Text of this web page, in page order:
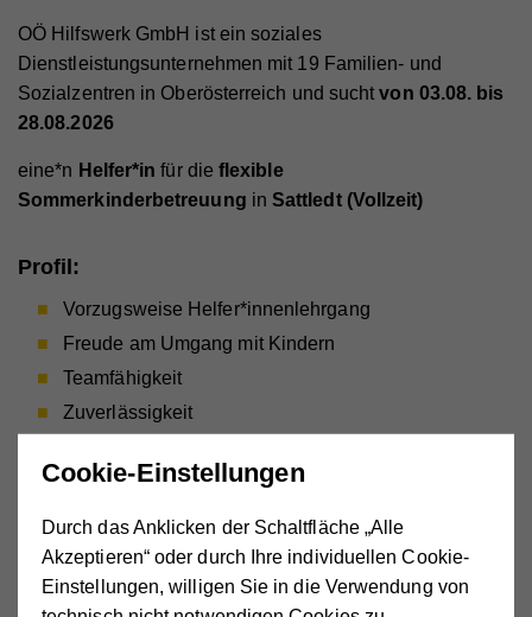
OÖ Hilfswerk GmbH ist ein soziales
Dienstleistungsunternehmen mit 19 Familien- und
Sozialzentren in Oberösterreich und suchtvon 03.08. bis
28.08.2026
eine*n Helfer*infür die flexible
Sommerkinderbetreuung inSattledt (Vollzeit)
Profil:
Vorzugsweise Helfer*innenlehrgang
Freude am Umgang mit Kindern
Teamfähigkeit
Zuverlässigkeit
Im Falle einer Zusage ist vor Dienstantritt eine
Strafregistergesetz) und eine Strafregisterbescheinigung
„Kinder- und Jugendfürsorge“ (§ 10, Abs. 1b
Strafregistergesetz 1968) zu übermitteln. Die damit
Cookie-Einstellungen
Durch das Anklicken der Schaltfläche „Alle
Akzeptieren“ oder durch Ihre individuellen Cookie-
Einstellungen, willigen Sie in die Verwendung von